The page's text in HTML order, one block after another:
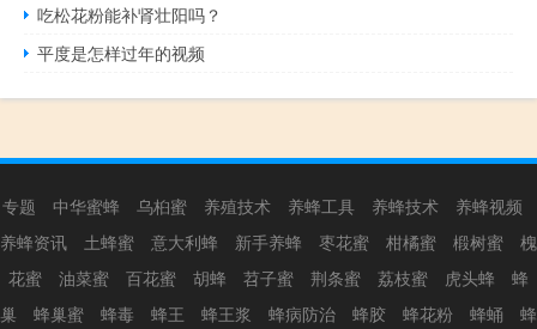
吃松花粉能补肾壮阳吗？
平度是怎样过年的视频
专题 中华蜜蜂 乌桕蜜 养殖技术 养蜂工具 养蜂技术
养蜂视频
养蜂资讯
土蜂蜜 意大利蜂 新手养蜂 枣花蜜 柑橘蜜 椴树蜜
槐
花蜜
油菜蜜 百花蜜 胡蜂 苕子蜜 荆条蜜 荔枝蜜 虎头蜂
蜂
巢
蜂巢蜜 蜂毒 蜂王 蜂王浆 蜂病防治 蜂胶 蜂花粉 蜂蛹
蜂